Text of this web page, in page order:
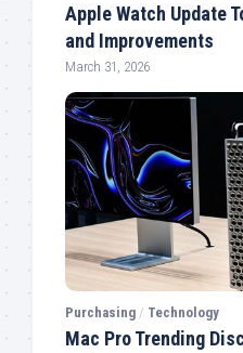
Apple Watch Update
and Improvements
March 31, 2026
Purchasing / Technology
Mac Pro Trending